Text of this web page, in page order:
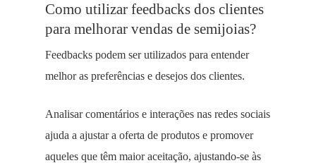
Como utilizar feedbacks dos clientes
para melhorar vendas de semijoias?
Feedbacks podem ser utilizados para entender
melhor as preferências e desejos dos clientes.
Analisar comentários e interações nas redes sociais
ajuda a ajustar a oferta de produtos e promover
aqueles que têm maior aceitação, ajustando-se às